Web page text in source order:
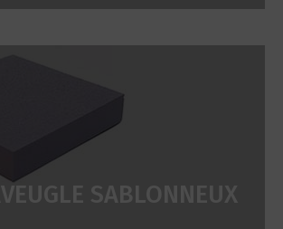
AVEUGLE SABLONNEUX